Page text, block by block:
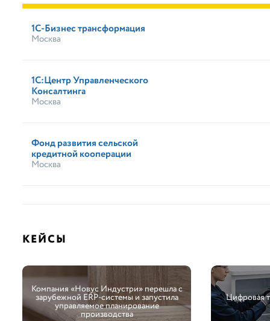
1С-Бизнес трансформация
Москва
1С:Центр Управленческого
Консалтинга
Москва
Фонд развития сельской
кредитной кооперации
Москва
КЕЙСЫ
Компания «Новус Индустри» перешла с
зарубежной ERP-системы и запустила
управляемое планирование
производства
Цифровая